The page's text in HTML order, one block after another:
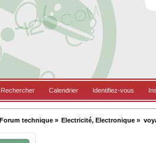
Rechercher Calendrier Identifiez-vous
Forum technique» Electricité, Electronique »